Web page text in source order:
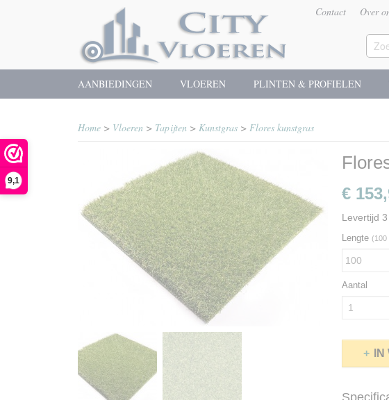
9,1
Contact Over
AANBIEDINGEN VLOEREN PLINTEN & PROFIELEN
Home > Vloeren > Tapijten > Kunstgras > Flores kunstgras
€
Levertijd
Lengte (100
Aantal